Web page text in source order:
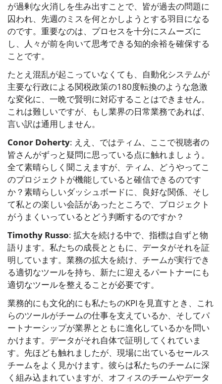
が過剰な火消しを生み出すことで、皆が過去の問題に
囚われ、先週のミスを何とかしようとする羽目になる
のです。重要なのは、プロセスを十分にスムーズに
し、人々が前を向いて思考できる知的余裕を確保する
ことです。
たとえ混乱が起こっていなくても、自動化システムが
主要な行政による関税政策の180度転換のような急激
な変化に、一晩で賢明に対応することはできません。
これは難しいですが、もし業界の日常業務であれば、
言い訳は通用しません。
Conor Doherty: ええ、ではティム、ここで視聴者の
皆さんがずっと疑問に思っている点に触れましょう。
全て素晴らしく聞こえますが、ティム、どうやってこ
のプロジェクトが機能していると確信できるのです
か？素晴らしいダッシュボードに、良好な関係、そし
て私との楽しい会話があったところで、プロジェクト
がうまくいっているとどう判断するのですか？
Timothy Russo: 拡大を続ける中で、指標は自ずと物
語ります。私たちの成長とともに、データがそれを証
明しています。業務の拡大を続け、チームが実行でき
る適切なツールを持ち、新たに迎えるパートナーにも
適切なツールを整えることが必要です。
業務的にも文化的にも私たちのKPIを見直すとき、これ
らのツールがチームの仕事を支えているか、そしてパ
ートナーシップが業界とともに進化しているかを問い
かけます。データがそれ自体で証明してくれていま
す。先ほども触れましたが、現場に出ているセールス
チームをよく見かけます。彼らは私たちのチームに深
く組み込まれていますが、オフィスのチームやデータ